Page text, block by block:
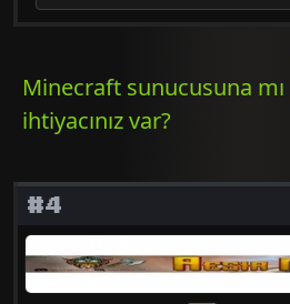
Minecraft sunucusuna mı
ihtiyacınız var?
#4